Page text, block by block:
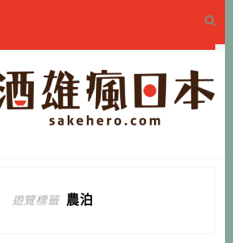
遊覽標籤 農泊